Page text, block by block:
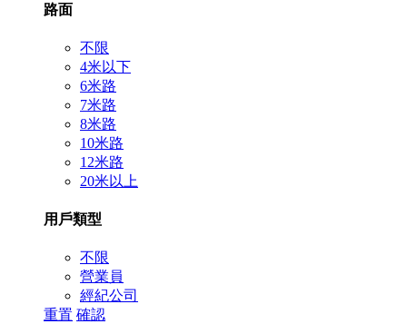
路面
不限
4米以下
6米路
7米路
8米路
10米路
12米路
20米以上
用戶類型
不限
營業員
經紀公司
重置 確認